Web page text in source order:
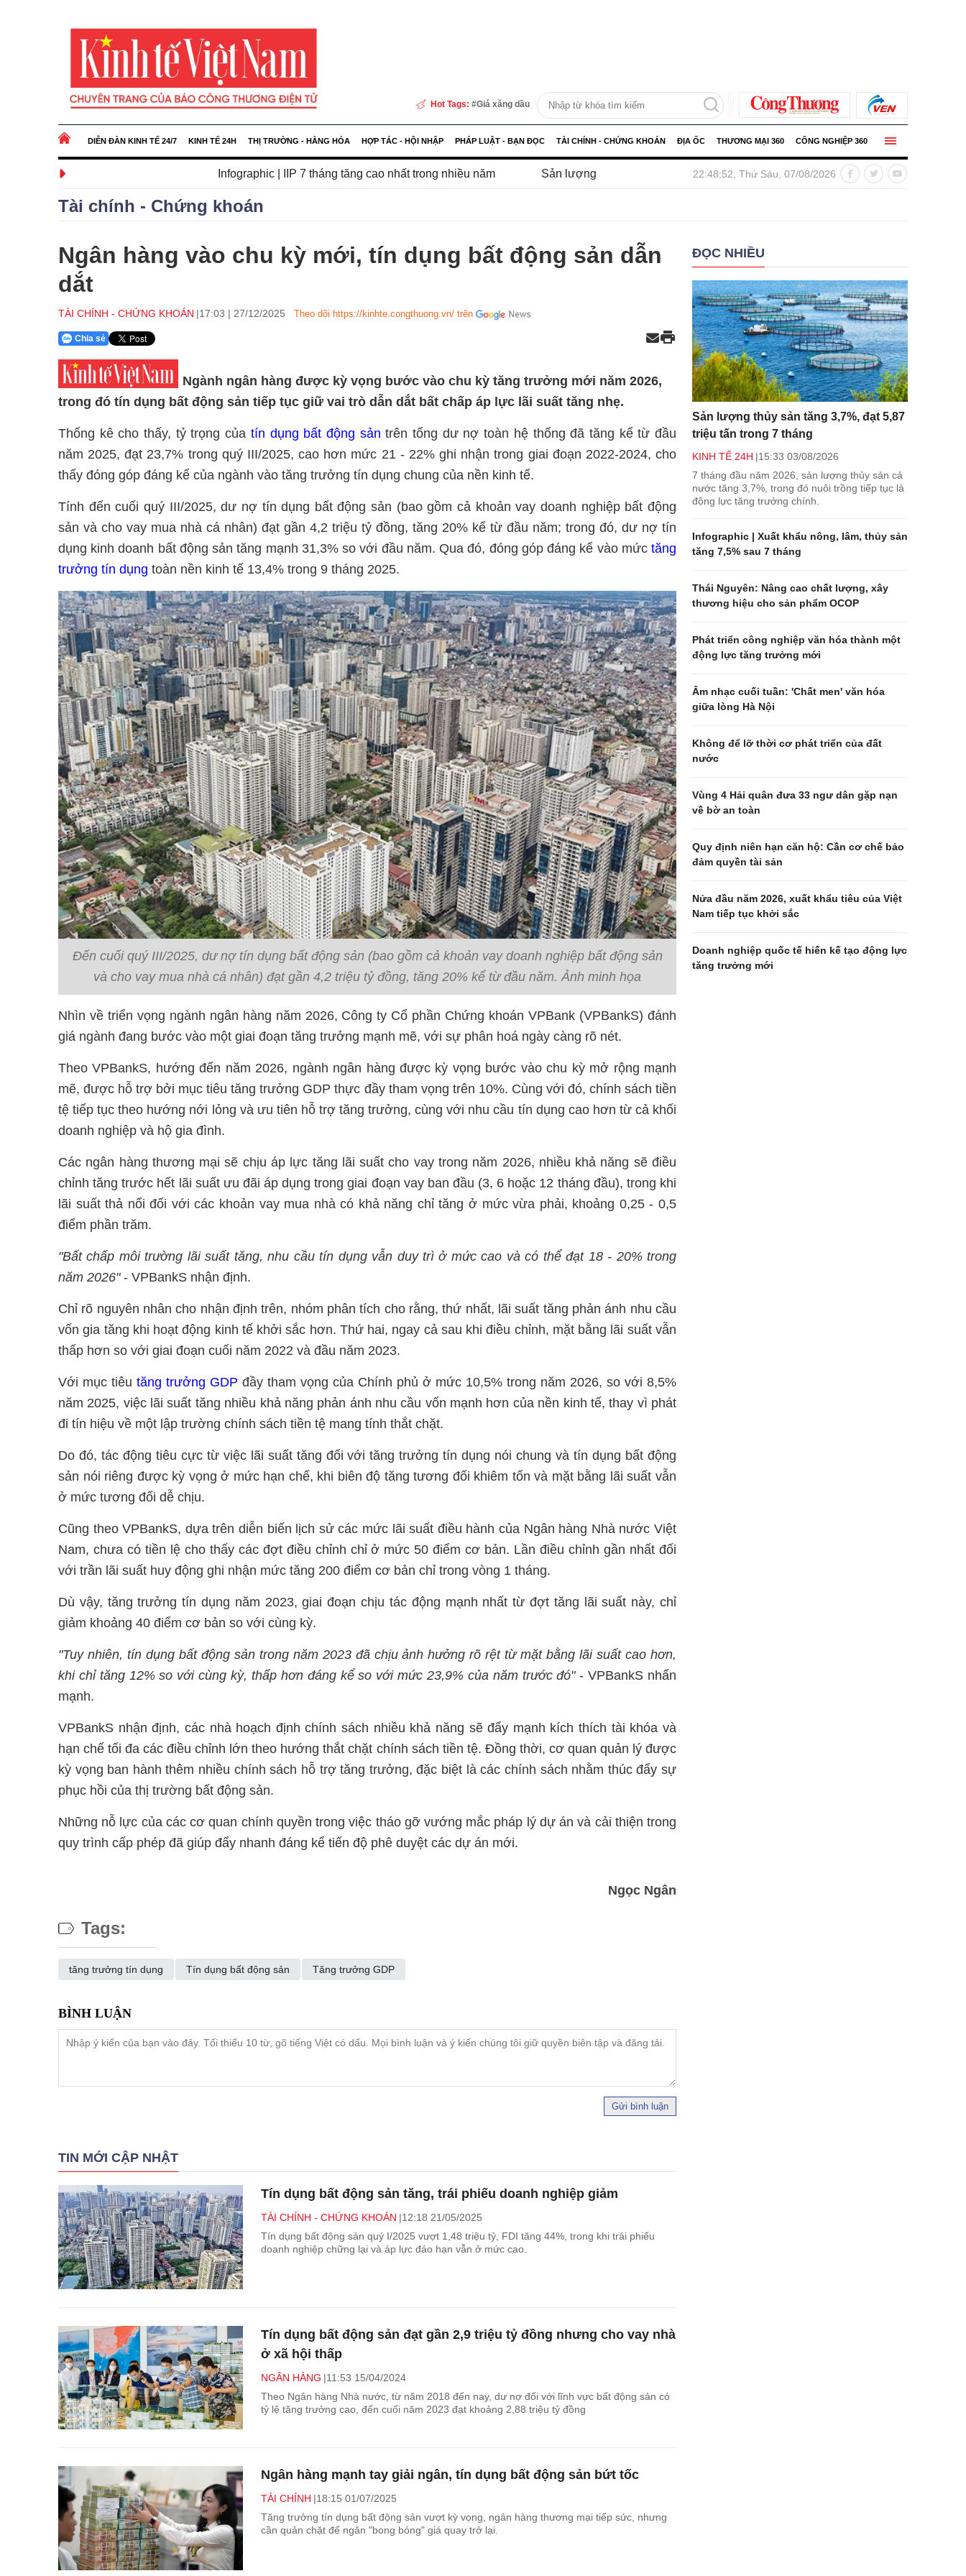
Hot Tags: Giá xăng dầu
DIỄN ĐÀN KINH TẾ 24/7 KINH TẾ 24H THỊ TRƯỜNG - HÀNG HÓA HỢP TÁC - HỘI NHẬP PHÁP LUẬT - BẠN ĐỌC TÀI CHÍNH - CHỨNG KHOÁN ĐỊA ỐC THƯƠNG MẠI 360 CÔNG NGHIỆP 360
Infographic | IIP 7 tháng tăng cao nhất trong nhiều năm Sản lượng thủy sản tăng 3,7%, đạt 5,87 triệu tấn trong 7 tháng Infographic | Xuất khẩu
22:48:53, Thứ Sáu, 07/08/2026
Tài chính - Chứng khoán
Ngân hàng vào chu kỳ mới, tín dụng bất động sản dẫn
dắt
TÀI CHÍNH - CHỨNG KHOÁN 17:03 | 27/12/2025 Theo dõi https://kinhte.congthuong.vn/ trên
Chia sẻ
Ngành ngân hàng được kỳ vọng bước vào chu kỳ tăng trưởng mới năm 2026,
trong đó tín dụng bất động sản tiếp tục giữ vai trò dẫn dắt bất chấp áp lực lãi suất tăng nhẹ.
Thống kê cho thấy, tỷ trọng của tín dụng bất động sản trên tổng dư nợ toàn hệ thống đã tăng kể từ đầu
năm 2025, đạt 23,7% trong quý III/2025, cao hơn mức 21 - 22% ghi nhận trong giai đoạn 2022-2024, cho
thấy đóng góp đáng kể của ngành vào tăng trưởng tín dụng chung của nền kinh tế.
Tính đến cuối quý III/2025, dư nợ tín dụng bất động sản (bao gồm cả khoản vay doanh nghiệp bất động
sản và cho vay mua nhà cá nhân) đạt gần 4,2 triệu tỷ đồng, tăng 20% kể từ đầu năm; trong đó, dư nợ tín
dụng kinh doanh bất động sản tăng mạnh 31,3% so với đầu năm. Qua đó, đóng góp đáng kể vào mức tăng
trưởng tín dụng toàn nền kinh tế 13,4% trong 9 tháng 2025.
Đến cuối quý III/2025, dư nợ tín dụng bất động sản (bao gồm cả khoản vay doanh nghiệp bất động sản
và cho vay mua nhà cá nhân) đạt gần 4,2 triệu tỷ đồng, tăng 20% kể từ đầu năm. Ảnh minh họa
Nhìn về triển vọng ngành ngân hàng năm 2026, Công ty Cổ phần Chứng khoán VPBank (VPBankS) đánh
giá ngành đang bước vào một giai đoạn tăng trưởng mạnh mẽ, với sự phân hoá ngày càng rõ nét.
Theo VPBankS, hướng đến năm 2026, ngành ngân hàng được kỳ vọng bước vào chu kỳ mở rộng mạnh
mẽ, được hỗ trợ bởi mục tiêu tăng trưởng GDP thực đầy tham vọng trên 10%. Cùng với đó, chính sách tiền
tệ tiếp tục theo hướng nới lỏng và ưu tiên hỗ trợ tăng trưởng, cùng với nhu cầu tín dụng cao hơn từ cả khối
doanh nghiệp và hộ gia đình.
Các ngân hàng thương mại sẽ chịu áp lực tăng lãi suất cho vay trong năm 2026, nhiều khả năng sẽ điều
chỉnh tăng trước hết lãi suất ưu đãi áp dụng trong giai đoạn vay ban đầu (3, 6 hoặc 12 tháng đầu), trong khi
lãi suất thả nổi đối với các khoản vay mua nhà có khả năng chỉ tăng ở mức vừa phải, khoảng 0,25 - 0,5
điểm phần trăm.
"Bất chấp môi trường lãi suất tăng, nhu cầu tín dụng vẫn duy trì ở mức cao và có thể đạt 18 - 20% trong
năm 2026"- VPBankS nhận định.
Chỉ rõ nguyên nhân cho nhận định trên, nhóm phân tích cho rằng, thứ nhất, lãi suất tăng phản ánh nhu cầu
vốn gia tăng khi hoạt động kinh tế khởi sắc hơn. Thứ hai, ngay cả sau khi điều chỉnh, mặt bằng lãi suất vẫn
thấp hơn so với giai đoạn cuối năm 2022 và đầu năm 2023.
Với mục tiêu tăng trưởng GDP đầy tham vọng của Chính phủ ở mức 10,5% trong năm 2026, so với 8,5%
năm 2025, việc lãi suất tăng nhiều khả năng phản ánh nhu cầu vốn mạnh hơn của nền kinh tế, thay vì phát
đi tín hiệu về một lập trường chính sách tiền tệ mang tính thắt chặt.
Do đó, tác động tiêu cực từ việc lãi suất tăng đối với tăng trưởng tín dụng nói chung và tín dụng bất động
sản nói riêng được kỳ vọng ở mức hạn chế, khi biên độ tăng tương đối khiêm tốn và mặt bằng lãi suất vẫn
ở mức tương đối dễ chịu.
Cũng theo VPBankS, dựa trên diễn biến lịch sử các mức lãi suất điều hành của Ngân hàng Nhà nước Việt
Nam, chưa có tiền lệ cho thấy các đợt điều chỉnh chỉ ở mức 50 điểm cơ bản. Lần điều chỉnh gần nhất đối
với trần lãi suất huy động ghi nhận mức tăng 200 điểm cơ bản chỉ trong vòng 1 tháng.
Dù vậy, tăng trưởng tín dụng năm 2023, giai đoạn chịu tác động mạnh nhất từ đợt tăng lãi suất này, chỉ
giảm khoảng 40 điểm cơ bản so với cùng kỳ.
"Tuy nhiên, tín dụng bất động sản trong năm 2023 đã chịu ảnh hưởng rõ rệt từ mặt bằng lãi suất cao hơn,
khi chỉ tăng 12% so với cùng kỳ, thấp hơn đáng kể so với mức 23,9% của năm trước đó"- VPBankS nhấn
mạnh.
VPBankS nhận định, các nhà hoạch định chính sách nhiều khả năng sẽ đẩy mạnh kích thích tài khóa và
hạn chế tối đa các điều chỉnh lớn theo hướng thắt chặt chính sách tiền tệ. Đồng thời, cơ quan quản lý được
kỳ vọng ban hành thêm nhiều chính sách hỗ trợ tăng trưởng, đặc biệt là các chính sách nhằm thúc đẩy sự
phục hồi của thị trường bất động sản.
Những nỗ lực của các cơ quan chính quyền trong việc tháo gỡ vướng mắc pháp lý dự án và cải thiện trong
quy trình cấp phép đã giúp đẩy nhanh đáng kể tiến độ phê duyệt các dự án mới.
Ngọc Ngân
Tags:
tăng trưởng tín dụng Tín dụng bất động sản Tăng trưởng GDP
Gửi bình luận
TIN MỚI CẬP NHẬT
Tín dụng bất động sản tăng, trái phiếu doanh nghiệp giảm
TÀI CHÍNH - CHỨNG KHOÁN 12:18 21/05/2025
Tín dụng bất động sản quý I/2025 vượt 1,48 triệu tỷ, FDI tăng 44%, trong khi trái phiếu
doanh nghiệp chững lại và áp lực đáo hạn vẫn ở mức cao.
Tín dụng bất động sản đạt gần 2,9 triệu tỷ đồng nhưng cho vay nhà
ở xã hội thấp
NGÂN HÀNG 11:53 15/04/2024
Theo Ngân hàng Nhà nước, từ năm 2018 đến nay, dư nợ đối với lĩnh vực bất động sản có
tỷ lệ tăng trưởng cao, đến cuối năm 2023 đạt khoảng 2,88 triệu tỷ đồng
Ngân hàng mạnh tay giải ngân, tín dụng bất động sản bứt tốc
TÀI CHÍNH 18:15 01/07/2025
Tăng trưởng tín dụng bất động sản vượt kỳ vọng, ngân hàng thương mại tiếp sức, nhưng
cần quản chặt để ngăn "bong bóng" giá quay trở lại.
ĐỌC NHIỀU
Sản lượng thủy sản tăng 3,7%, đạt 5,87
triệu tấn trong 7 tháng
KINH TẾ 24H 15:33 03/08/2026
7 tháng đầu năm 2026, sản lượng thủy sản cả
nước tăng 3,7%, trong đó nuôi trồng tiếp tục là
động lực tăng trưởng chính.
Infographic | Xuất khẩu nông, lâm, thủy sản
tăng 7,5% sau 7 tháng
Thái Nguyên: Nâng cao chất lượng, xây
thương hiệu cho sản phẩm OCOP
Phát triển công nghiệp văn hóa thành một
động lực tăng trưởng mới
Âm nhạc cuối tuần: 'Chất men' văn hóa
giữa lòng Hà Nội
Không để lỡ thời cơ phát triển của đất
nước
Vùng 4 Hải quân đưa 33 ngư dân gặp nạn
về bờ an toàn
Quy định niên hạn căn hộ: Cần cơ chế bảo
đảm quyền tài sản
Nửa đầu năm 2026, xuất khẩu tiêu của Việt
Nam tiếp tục khởi sắc
Doanh nghiệp quốc tế hiến kế tạo động lực
tăng trưởng mới